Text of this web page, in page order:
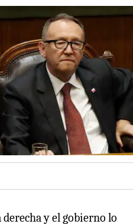
y el gobierno lo